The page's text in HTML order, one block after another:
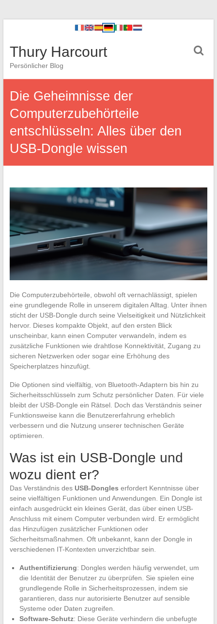
Thury Harcourt
Persönlicher Blog
Die Geheimnisse der
Computerzubehörteile
entschlüsseln: Alles über den
USB-Dongle wissen
Die Computerzubehörteile, obwohl oft vernachlässigt, spielen
eine grundlegende Rolle in unserem digitalen Alltag. Unter ihnen
sticht der USB-Dongle durch seine Vielseitigkeit und Nützlichkeit
hervor. Dieses kompakte Objekt, auf den ersten Blick
unscheinbar, kann einen Computer verwandeln, indem es
zusätzliche Funktionen wie drahtlose Konnektivität, Zugang zu
sicheren Netzwerken oder sogar eine Erhöhung des
Speicherplatzes hinzufügt.
Die Optionen sind vielfältig, von Bluetooth-Adaptern bis hin zu
Sicherheitsschlüsseln zum Schutz persönlicher Daten. Für viele
bleibt der USB-Dongle ein Rätsel. Doch das Verständnis seiner
Funktionsweise kann die Benutzererfahrung erheblich
verbessern und die Nutzung unserer technischen Geräte
optimieren.
Was ist ein USB-Dongle und
wozu dient er?
Das Verständnis des USB-Dongles erfordert Kenntnisse über
seine vielfältigen Funktionen und Anwendungen. Ein Dongle ist
einfach ausgedrückt ein kleines Gerät, das über einen USB-
Anschluss mit einem Computer verbunden wird. Er ermöglicht
das Hinzufügen zusätzlicher Funktionen oder
Sicherheitsmaßnahmen. Oft unbekannt, kann der Dongle in
verschiedenen IT-Kontexten unverzichtbar sein.
Authentifizierung: Dongles werden häufig verwendet, um
die Identität der Benutzer zu überprüfen. Sie spielen eine
grundlegende Rolle in Sicherheitsprozessen, indem sie
garantieren, dass nur autorisierte Benutzer auf sensible
Systeme oder Daten zugreifen.
Software-Schutz: Diese Geräte verhindern die unbefugte